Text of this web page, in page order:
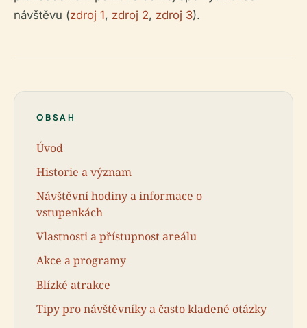
návštěvu (zdroj 1, zdroj 2, zdroj 3).
OBSAH
Úvod
Historie a význam
Návštěvní hodiny a informace o
vstupenkách
Vlastnosti a přístupnost areálu
Akce a programy
Blízké atrakce
Tipy pro návštěvníky a často kladené otázky